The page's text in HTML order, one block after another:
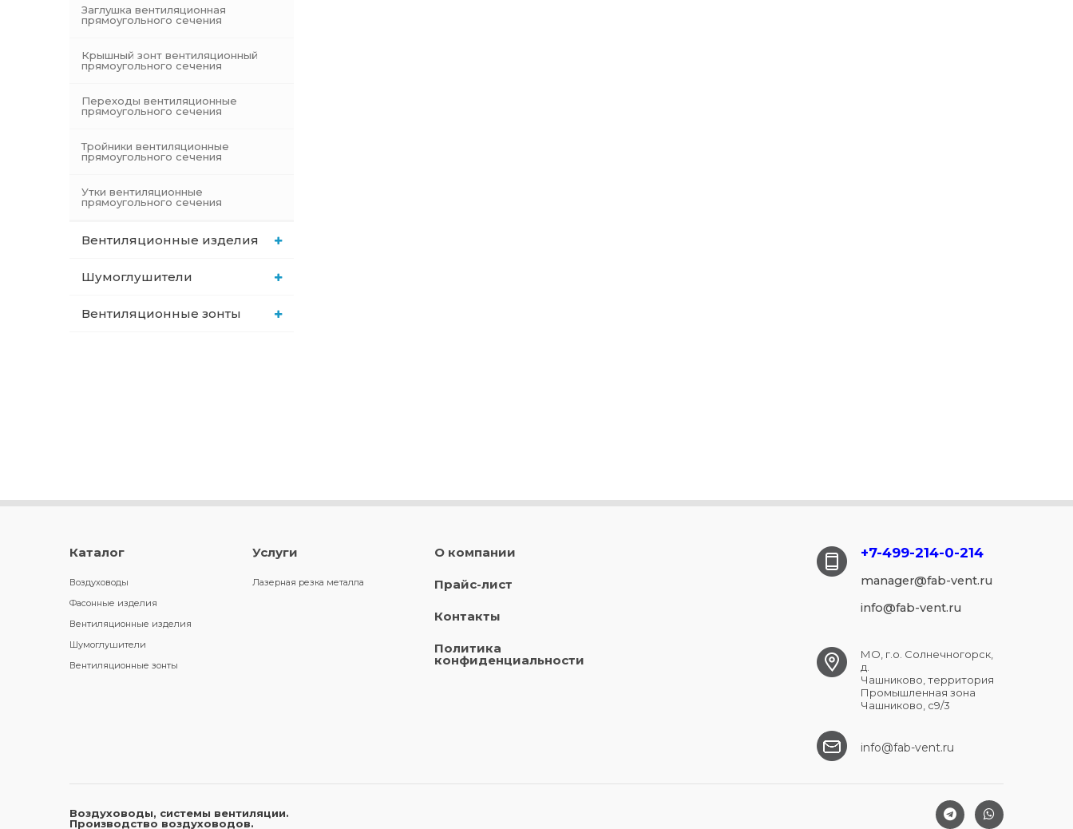
Заглушка вентиляционная
прямоугольного сечения
Крышный зонт вентиляционный
прямоугольного сечения
Переходы вентиляционные
прямоугольного сечения
Тройники вентиляционные
прямоугольного сечения
Утки вентиляционные
прямоугольного сечения
Вентиляционные изделия
Шумоглушители
Вентиляционные зонты
Каталог
Воздуховоды
Фасонные изделия
Вентиляционные изделия
Шумоглушители
Вентиляционные зонты
Услуги
Лазерная резка металла
О компании
Прайс-лист
Контакты
Политика
конфиденциальности
+7-499-214-0-214
manager@fab-vent.ru
info@fab-vent.ru
МО, г.о. Солнечногорск,
д.
Чашниково, территория
Промышленная зона
Чашниково, с9/3
info@fab-vent.ru
Воздуховоды, системы вентиляции.
Производство воздуховодов.